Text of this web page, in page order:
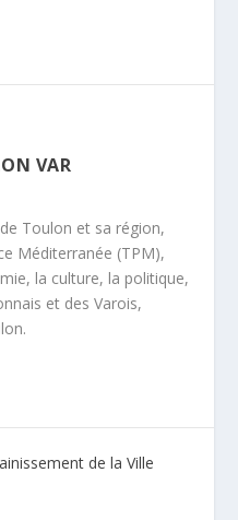
VAR
Toulon et sa région,
Méditerranée (TPM),
la culture, la politique,
et des Varois,